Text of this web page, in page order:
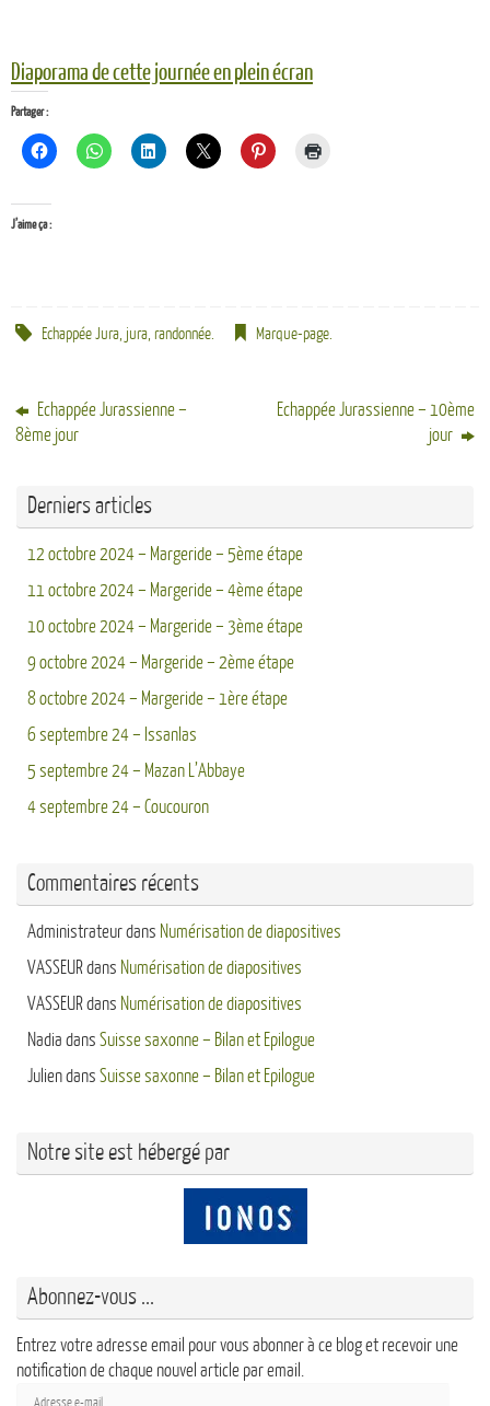
Diaporama de cette journée en plein écran
Partager :
J’aime ça :
Echappée Jura, jura,randonnée. Marque-page.
Echappée Jurassienne –
8ème jour
Echappée Jurassienne – 10ème
jour
Derniers articles
12 octobre 2024 – Margeride – 5ème étape
11 octobre 2024 – Margeride – 4ème étape
10 octobre 2024 – Margeride – 3ème étape
9 octobre 2024 – Margeride – 2ème étape
8 octobre 2024 – Margeride – 1ère étape
6 septembre 24 – Issanlas
5 septembre 24 – Mazan L’Abbaye
4 septembre 24 – Coucouron
Commentaires récents
Administrateurdans Numérisation de diapositives
VASSEURdans Numérisation de diapositives
VASSEURdans Numérisation de diapositives
Nadia dans Suisse saxonne – Bilan et Epilogue
Juliendans Suisse saxonne – Bilan et Epilogue
Notre site est hébergé par
Abonnez-vous ...
Entrez votre adresse email pour vous abonner à ce blog et recevoir une
notification de chaque nouvel article par email.
Adresse